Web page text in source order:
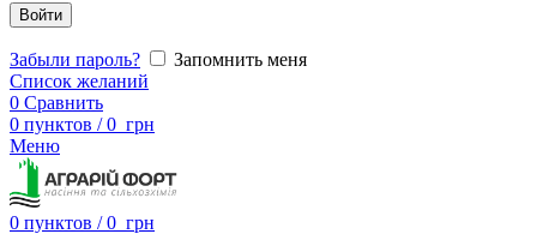
Войти
Забыли пароль?
Запомнить меня
Список желаний
0 Сравнить
0 пунктов / 0 грн
Меню
0 пунктов / 0 грн